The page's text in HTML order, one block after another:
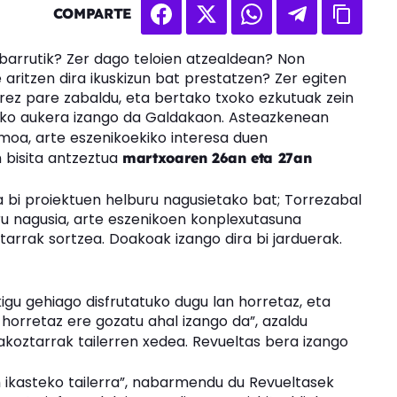
COMPARTE
Zer dago teloien atzealdean? Non
dira ikuskizun bat prestatzen? Zer egiten
pare zabaldu, eta bertako txoko ezkutuak zein
aukera izango da Galdakaon. Asteazkenean
arte eszenikoekiko interesa duen
bisita antzeztua martxoaren 26an eta 27an
proiektuen helburu nagusietako bat; Torrezabal
arte eszenikoen konplexutasuna
sortzea. Doakoak izango dira bi jarduerak.
gehiago disfrutatuko dugu lan horretaz, eta
ere gozatu ahal izango da”, azaldu
tailerren xedea. Revueltas bera izango
tailerra”, nabarmendu du Revueltasek